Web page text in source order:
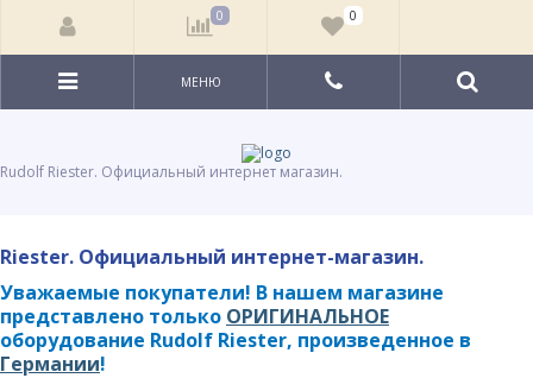
Rudolf Riester. Официальный интернет магазин.
МЕНЮ
Riester. Официальный интернет-магазин.
Уважаемые покупатели! В нашем магазине
представлено только ОРИГИНАЛЬНОЕ
оборудование Rudolf Riester, произведенное в
Германии!
0 0